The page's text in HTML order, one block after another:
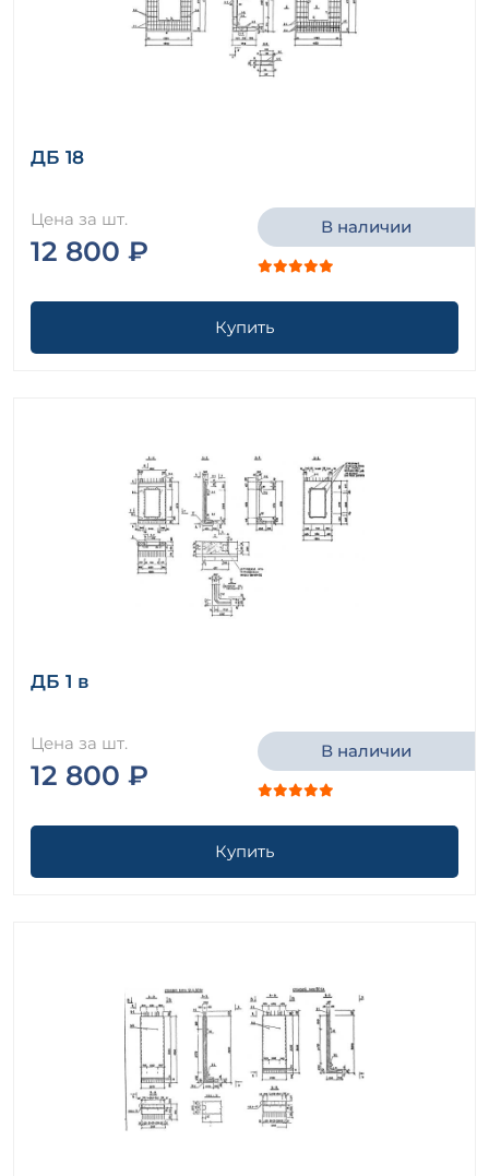
ДБ 18
Цена за шт.
12 800 ₽
В наличии
Купить
ДБ 1 в
Цена за шт.
12 800 ₽
В наличии
Купить